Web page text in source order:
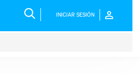
INICIAR SESIÓN